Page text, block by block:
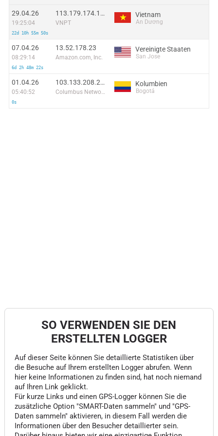
29.04.26
19:25:04
22d 10h 55m 50s
113.179.174.102
VNPT
Vietnam
An Dương
07.04.26
08:29:14
6d 2h 48m 22s
13.52.178.23
Amazon.com, Inc.
Vereinigte Staaten
San Jose
01.04.26
05:40:52
0s
103.133.208.234
Columbus Networks Colombia
Kolumbien
Bogotá
SO VERWENDEN SIE DEN
ERSTELLTEN LOGGER
Auf dieser Seite können Sie detaillierte Statistiken über
die Besuche auf Ihrem erstellten Logger abrufen. Wenn
hier keine Informationen zu finden sind, hat noch niemand
auf Ihren Link geklickt.
Für kurze Links und einen GPS-Logger können Sie die
zusätzliche Option "SMART-Daten sammeln" und "GPS-
Daten sammeln" aktivieren, in diesem Fall werden die
Informationen über den Besucher detaillierter sein.